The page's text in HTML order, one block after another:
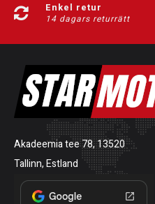
Enkel retur
14 dagars returrätt
Akadeemia tee 78, 13520
Tallinn, Estland